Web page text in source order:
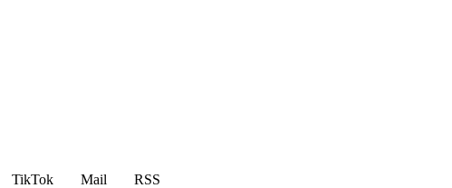
TikTok Mail
RSS